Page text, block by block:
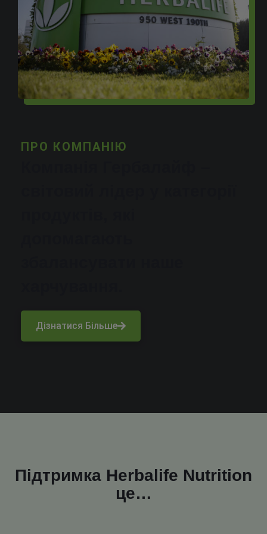
ПРО КОМПАНІЮ
Дізнатися Більше
Підтримка Herbalife Nutrition
це…